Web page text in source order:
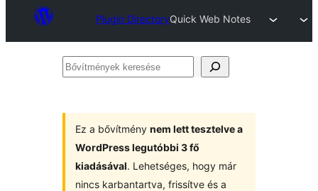
Plugin DirectoryQuick Web Notes
Bővítmények
Ez a bővítmény nem lett tesztelve a
WordPress legutóbbi 3 fő
kiadásával. Lehetséges, hogy már
nincs karbantartva, frissítve és a